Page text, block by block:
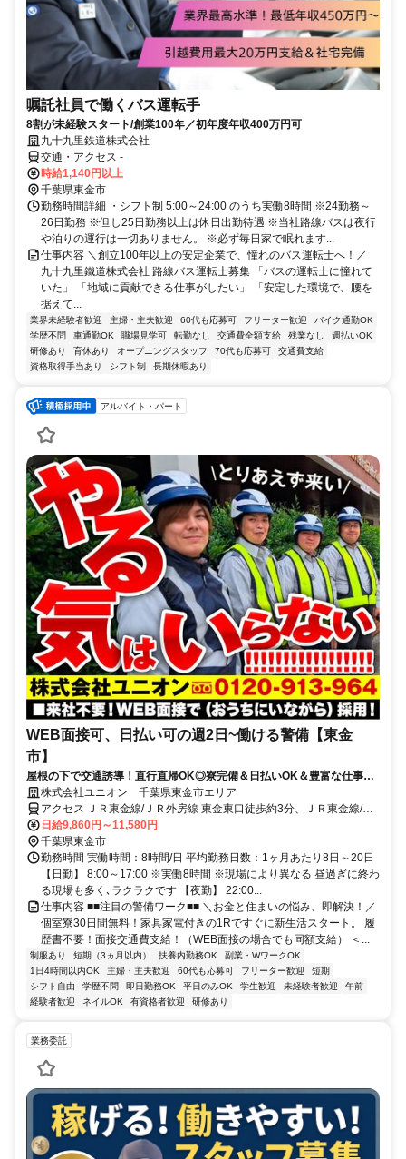
嘱託社員で働くバス運転手
8割が未経験スタート/創業100年／初年度年収400万円可
九十九里鉄道株式会社
交通・アクセス -
時給1,140円以上
千葉県東金市
勤務時間詳細 ・シフト制 5:00～24:00 のうち実働8時間 ※24勤務～
26日勤務 ※但し25日勤務以上は休日出勤待遇 ※当社路線バスは夜行
や泊りの運行は一切ありません。 ※必ず毎日家で眠れます...
仕事内容 ＼創立100年以上の安定企業で、憧れのバス運転士へ！／
九十九里鐵道株式会社 路線バス運転士募集 「バスの運転士に憧れて
いた」 「地域に貢献できる仕事がしたい」 「安定した環境で、腰を
据えて...
業界未経験者歓迎 主婦・主夫歓迎 60代も応募可 フリーター歓迎
バイク通勤OK
学歴不問
車通勤OK 職場見学可 転勤なし 交通費全額支給 残業なし
週払いOK
研修あり
育休あり オープニングスタッフ 70代も応募可
交通費支給
資格取得手当あり
シフト制 長期休暇あり
アルバイト・パート
WEB面接可、日払い可の週2日~働ける警備【東金
市】
屋根の下で交通誘導！直行直帰OK◎寮完備＆日払いOK＆豊富な仕事量
★仕事が早く終わった時でも日給保証
株式会社ユニオン 千葉県東金市エリア
アクセス ＪＲ東金線/ＪＲ外房線 東金東口徒歩約3分、ＪＲ東金線/Ｊ
Ｒ外房線 福俵徒歩約36分、ＪＲ東金線/ＪＲ外房線 求名出入口1徒歩
約51分 千葉県東金市エリア（東金駅、求名駅、福俵駅、千葉駅等）
日給9,860円～11,580円
千葉県東金市
勤務時間 実働時間：8時間/日 平均勤務日数：1ヶ月あたり8日～20日
【日勤】 8:00～17:00 ※実働8時間 ※現場により異なる 昼過ぎに終わ
る現場も多く､ラクラクです 【夜勤】 22:00...
仕事内容 ■■注目の警備ワーク■■ ＼お金と住まいの悩み、即解決！／
個室寮30日間無料！家具家電付きの1Rですぐに新生活スタート。 履
歴書不要！面接交通費支給！（WEB面接の場合でも同額支給） ＜...
制服あり 短期（3ヵ月以内） 扶養内勤務OK
副業・WワークOK
1日4時間以内OK
主婦・主夫歓迎 60代も応募可 フリーター歓迎
短期
シフト自由
学歴不問 即日勤務OK 平日のみOK 学生歓迎 未経験者歓迎
午前
経験者歓迎
ネイルOK 有資格者歓迎 研修あり
業務委託